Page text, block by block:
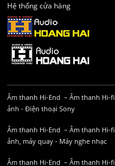
Hệ thống cửa hàng
Âm thanh Hi-End – Âm thanh Hi-fi
ảnh - Điện thoại Sony
Âm thanh Hi-End – Âm thanh Hi-fi
ảnh, máy quay - Máy nghe nhạc
Âm thanh Hi-End – Âm thanh Hi-fi